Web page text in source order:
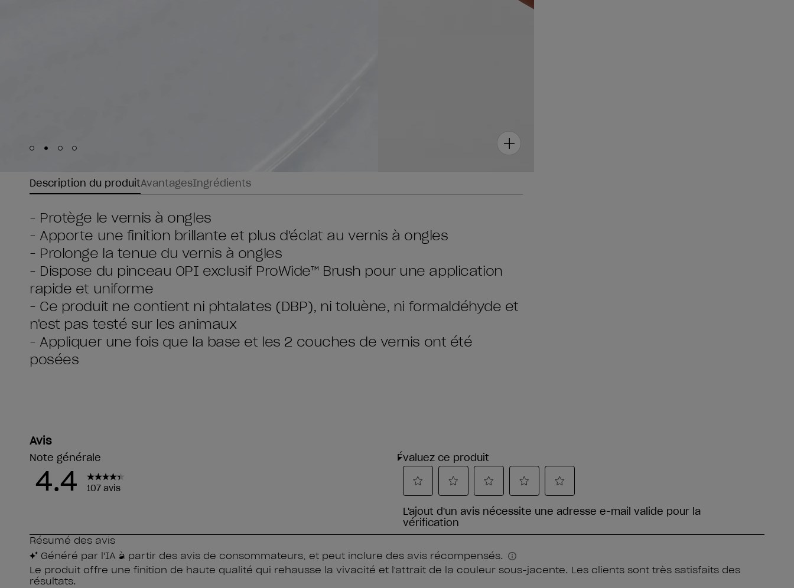
Skip to slide
Skip to slide
Skip to slide
Skip to slide
Description du produitAvantagesIngrédients
- Protège le vernis à ongles
- Apporte une finition brillante et plus d'éclat au vernis à ongles
- Prolonge la tenue du vernis à ongles
- Dispose du pinceau OPI exclusif ProWide™ Brush pour une application
rapide et uniforme
- Ce produit ne contient ni phtalates (DBP), ni toluène, ni formaldéhyde et
n'est pas testé sur les animaux
- Appliquer une fois que la base et les 2 couches de vernis ont été
posées